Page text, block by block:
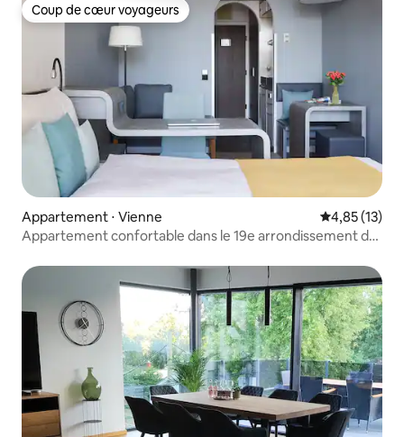
Coup de cœur voyageurs
Coup de cœur voyageurs
Appartement ⋅ Vienne Évaluation
4,85 (13)
Appartement confortable dans le 19e arrondissement de